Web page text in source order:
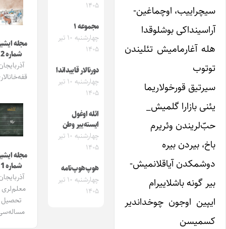
اوچماغین-
بوشلوقدا
آغارمامیش تئلیندن
قورخولاریما
بازارا گلمیش_
وئریرم
بیردن بیره
آیاقلانمیش-
گونه باشلاییرام
اوجون چوخداندیر
مجموعه ۱
چهارشنبه ۱۰ تیر
دورنالار قاییداندا
چهارشنبه ۱۰ تیر
ائله اوغول
ایسته‌ییر وطن
چهارشنبه ۱۰ تیر
هوپ‌هوپ‌نامه
چهارشنبه ۱۰ تیر
مجله ایشیق
شماره 2
آذربایجان
قفه‌خانالاری
مجله ایشیق
شماره 1
آذربایجان
معلم‌لری و
تحصیل
مساله‌سی